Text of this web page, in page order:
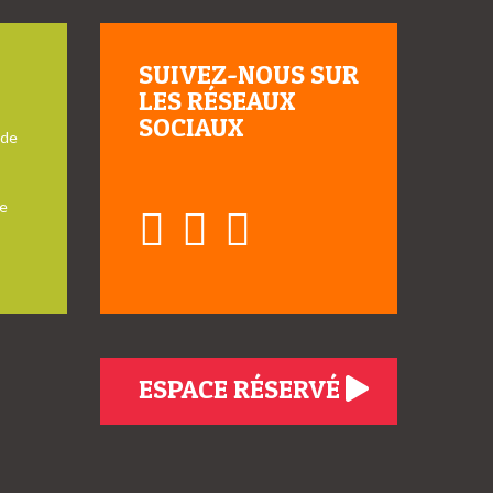
SUIVEZ-NOUS SUR
LES RÉSEAUX
SOCIAUX
ESPACE RÉSERVÉ